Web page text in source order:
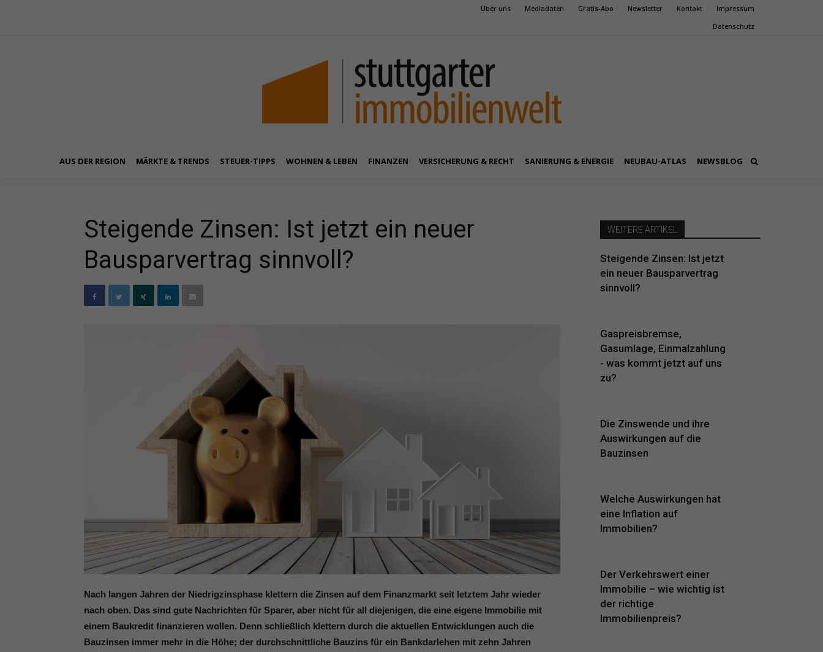
Über uns Mediadaten Gratis-Abo Newsletter Kontakt
Impressum
Datenschutz
AUS DER REGION MÄRKTE & TRENDS STEUER-TIPPS WOHNEN & LEBEN FINANZEN VERSICHERUNG & RECHT SANIERUNG & ENERGIE NEUBAU-ATLAS NEWSBLOG
Steigende Zinsen: Ist jetzt ein neuer
Bausparvertrag sinnvoll?
Nach langen Jahren der Niedrigzinsphase klettern die Zinsen auf dem Finanzmarkt seit letztem Jahr wieder
nach oben. Das sind gute Nachrichten für Sparer, aber nicht für all diejenigen, die eine eigene Immobilie mit
einem Baukredit finanzieren wollen. Denn schließlich klettern durch die aktuellen Entwicklungen auch die
Bauzinsen immer mehr in die Höhe; der durchschnittliche Bauzins für ein Bankdarlehen mit zehn Jahren
WEITERE ARTIKEL
Steigende Zinsen: Ist jetzt
ein neuer Bausparvertrag
sinnvoll?
Gaspreisbremse,
Gasumlage, Einmalzahlung
- was kommt jetzt auf uns
zu?
Die Zinswende und ihre
Auswirkungen auf die
Bauzinsen
Welche Auswirkungen hat
eine Inflation auf
Immobilien?
Der Verkehrswert einer
Immobilie – wie wichtig ist
der richtige
Immobilienpreis?